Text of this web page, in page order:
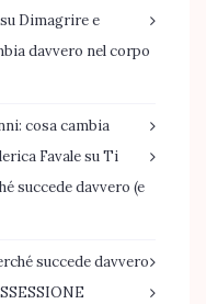
su Dimagrire e
davvero nel corpo
cosa cambia
FavalesuTi
succede davvero (e
succede davvero